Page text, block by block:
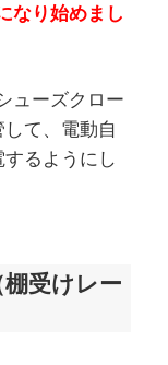
なり始めまし
ューズクロー
て、電動自
るようにし
受けレー